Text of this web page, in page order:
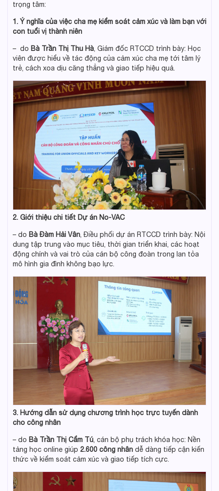
trọng tâm:
1. Ý nghĩa của việc cha mẹ kiểm soát cảm xúc và làm bạn với
con tuổi vị thành niên
– do Bà Trần Thị Thu Hà, Giám đốc RTCCD trình bày: Học
viên được hiểu về tác động của cảm xúc cha mẹ tới tâm lý
trẻ, cách xoa dịu căng thẳng và giao tiếp hiệu quả.
2. Giới thiệu chi tiết Dự án No-VAC
– do Bà Đàm Hải Vân, Điều phối dự án RTCCD trình bày: Nội
dung tập trung vào mục tiêu, thời gian triển khai, các hoạt
động chính và vai trò của cán bộ công đoàn trong lan tỏa
mô hình gia đình không bạo lực.
3. Hướng dẫn sử dụng chương trình học trực tuyến dành
cho công nhân
– do Bà Trần Thị Cẩm Tú, cán bộ phụ trách khóa học: Nền
tảng học online giúp 2.600 công nhân dễ dàng tiếp cận kiến
thức về kiểm soát cảm xúc và giao tiếp tích cực.